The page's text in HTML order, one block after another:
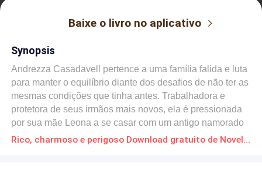
Baixe o livro no aplicativo
Synopsis
Andrezza Casadavell pertence a uma família falida e luta
para manter o equilíbrio diante dos desafios de não ter as
mesmas condições que tinha antes. Trabalhadora e
protetora de seus irmãos mais novos, ela é pressionada
por sua mãe Leona a se casar com um antigo namorado
por status social. Mas ela esconde o porque desistiu da Rico, charmoso e perigoso Download gratuito de Novelas Online em PDF